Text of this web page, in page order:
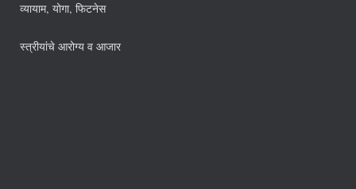
व्यायाम, योगा, फिटनेस
स्त्रीयांचे आरोग्य व आजार